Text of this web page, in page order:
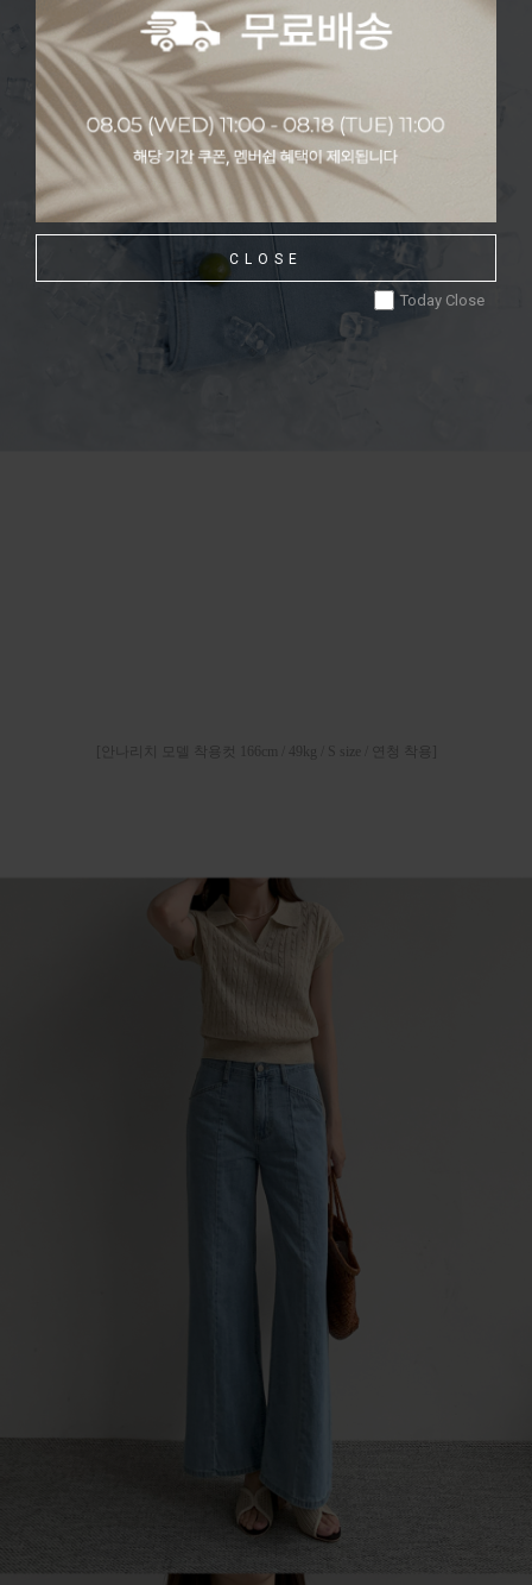
CLOSE
Today Close
[안나리치 모델 착용컷 166cm / 49kg / S size / 연청 착용]